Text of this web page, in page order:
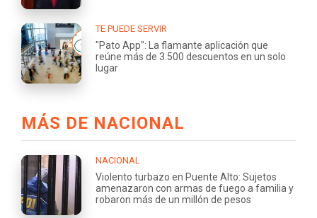
TE PUEDE SERVIR
"Pato App": La flamante aplicación que
reúne más de 3.500 descuentos en un solo
lugar
MÁS DE NACIONAL
NACIONAL
Violento turbazo en Puente Alto: Sujetos
amenazaron con armas de fuego a familia y
robaron más de un millón de pesos